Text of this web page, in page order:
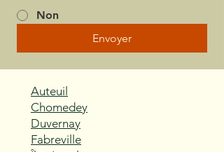
Non
Envoyer
Auteuil
Chomedey
Duvernay
Fabreville